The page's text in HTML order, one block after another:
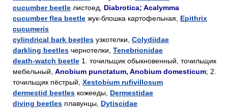
cucumber beetle листоед, Diabrotica; Acalymma
cucumber flea beetle жук-блошка картофельная, Epithrix
cucumeris
cylindrical bark beetles узкотелки, Colydiidae
darkling beetles чернотелки, Tenebrionidae
death-watch beetle 1. точильщик обыкновенный, точильщик
мебельный, Anobium punctatum, Anobium domesticum; 2.
точильщик пёстрый, Xestobium rufivillosum
dermestid beetles кожееды, Dermestidae
diving beetles плавунцы, Dytiscidae